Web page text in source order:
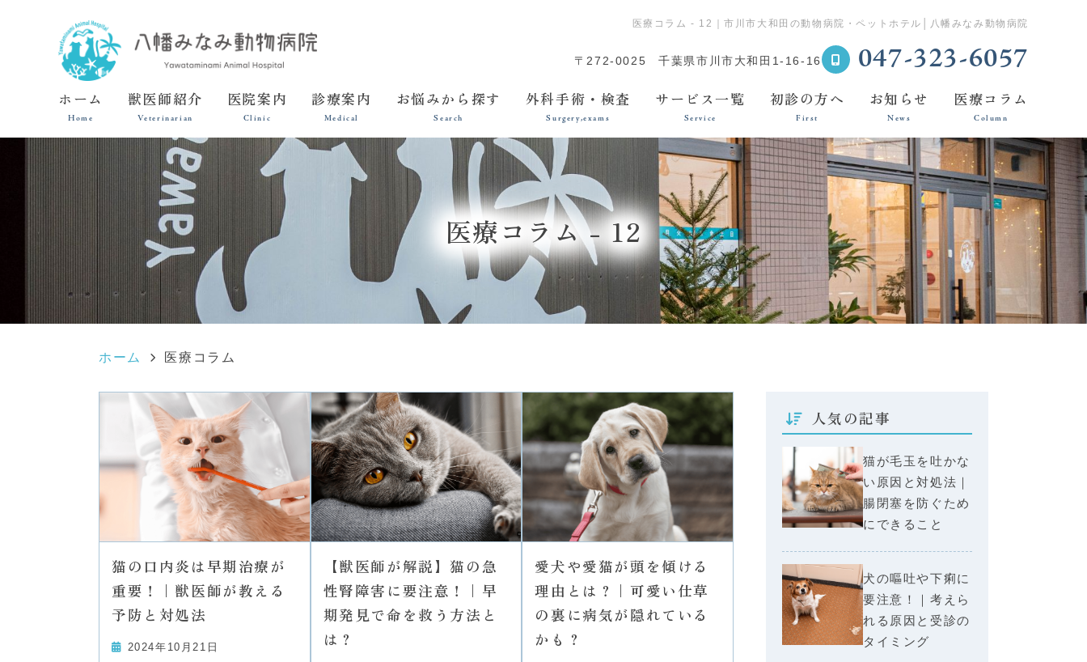
医療コラム - 12｜市川市大和田の動物病院・ペットホテル│八幡みなみ動物病院
〒272-0025 千葉県市川市大和田1-16-16 047-323-6057
ホーム
Home
獣医師紹介
Veterinarian
医院案内
Clinic
診療案内
Medical
お悩みから探す
Search
外科手術・検査
Surgery,exams
サービス一覧
Service
初診の方へ
First
お知らせ
News
医療コラム
Column
医療コラム - 12
ホーム 医療コラム
猫の口内炎は早期治療が
重要！｜獣医師が教える
予防と対処法
2024年10月21日
【獣医師が解説】猫の急
性腎障害に要注意！｜早
期発見で命を救う方法と
は？
愛犬や愛猫が頭を傾ける
理由とは？｜可愛い仕草
の裏に病気が隠れている
かも？
人気の記事
猫が毛玉を吐かな
い原因と対処法｜
腸閉塞を防ぐため
にできること
犬の嘔吐や下痢に
要注意！｜考えら
れる原因と受診の
タイミング